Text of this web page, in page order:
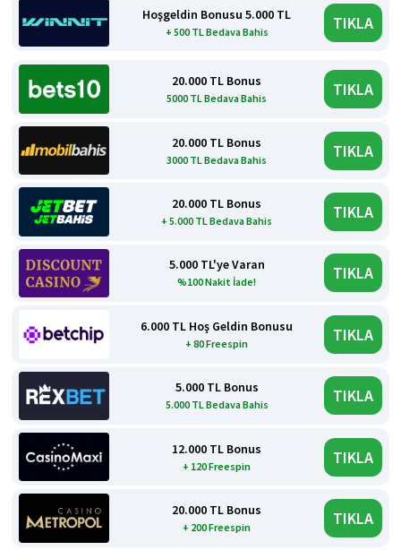
Hoşgeldin Bonusu 5.000 TL
+ 500 TL Bedava Bahis TIKLA
20.000 TL Bonus
5000 TL Bedava Bahis TIKLA
20.000 TL Bonus
3000 TL Bedava Bahis TIKLA
20.000 TL Bonus
+ 5.000 TL Bedava Bahis TIKLA
5.000 TL'ye Varan
%100 Nakit İade! TIKLA
6.000 TL Hoş Geldin Bonusu
+ 80 Freespin TIKLA
5.000 TL Bonus
5.000 TL Bedava Bahis TIKLA
12.000 TL Bonus
+ 120 Freespin TIKLA
20.000 TL Bonus
+ 200 Freespin TIKLA